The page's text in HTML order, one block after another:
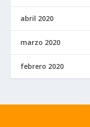
abril 2020
marzo 2020
febrero 2020